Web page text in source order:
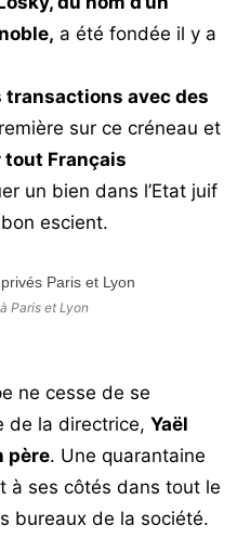
a été fondée il y a
transactions avec des
sur ce créneau et
Français
un bien dans l’Etat juif
escient.
Paris et Lyon
ne cesse de se
de la directrice, Yaël
père. Une quarantaine
à ses côtés dans tout le
bureaux de la société.